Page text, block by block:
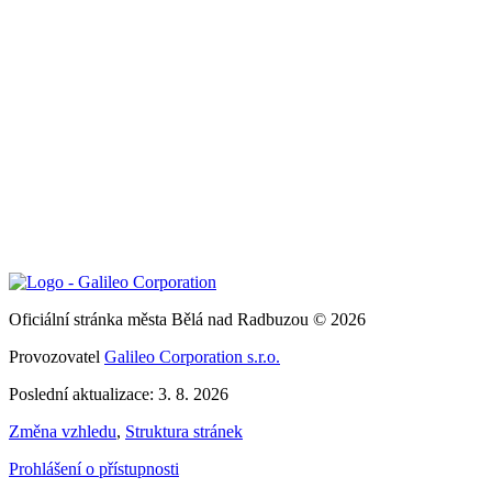
Oficiální stránka města Bělá nad Radbuzou © 2026
Provozovatel Galileo Corporation s.r.o.
Poslední aktualizace: 3. 8. 2026
Změna vzhledu, Struktura stránek
Prohlášení o přístupnosti